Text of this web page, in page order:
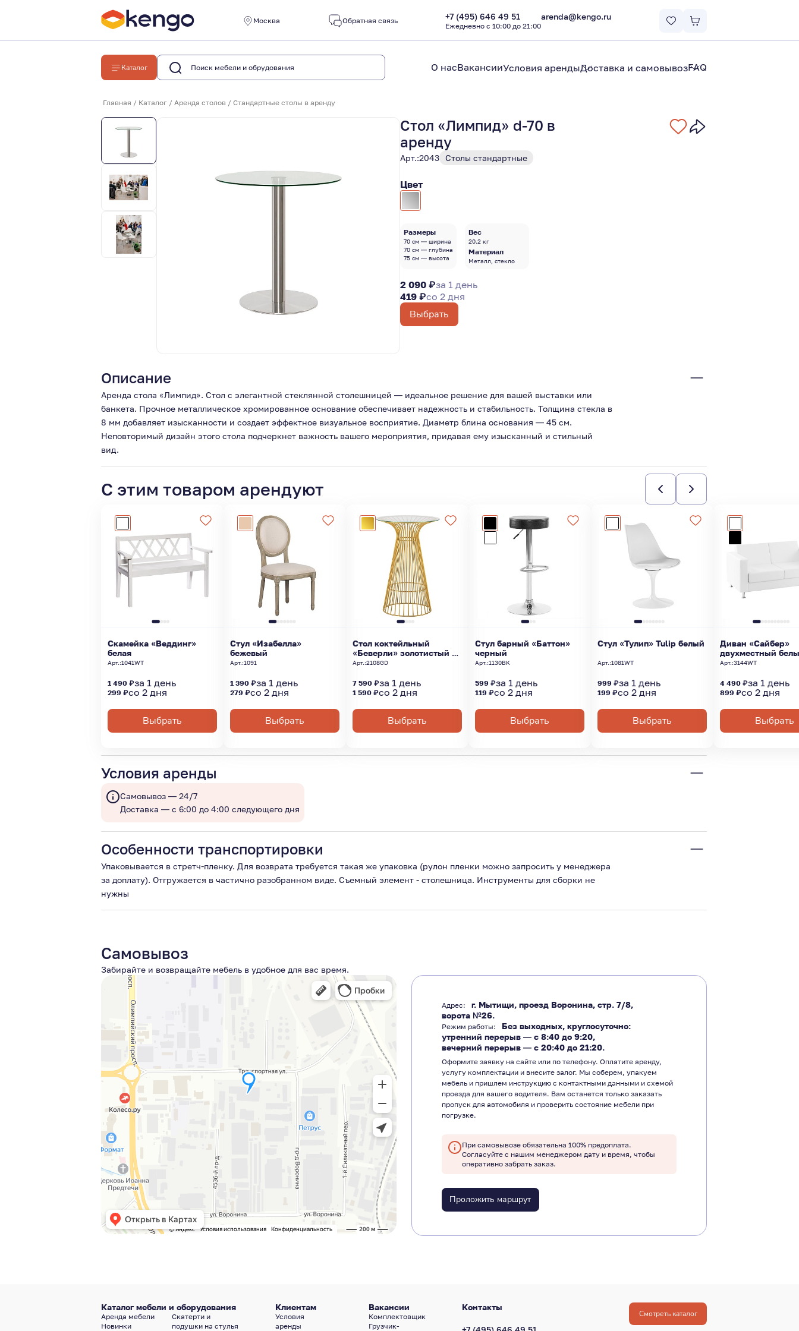
Москва Обратная связь +7 (495) 646 49 51
Ежедневно с 10:00 до 21:00
arenda@kengo.ru
Каталог О насВакансииУсловия арендыДоставка и самовывозFAQ
Главная / Каталог / Аренда столов / Стандартные столы в аренду
Стол «Лимпид» d-70 в
аренду
Арт.:2043 Столы стандартные
Цвет
Размеры
70 см — ширина
70 см — глубина
75 см — высота
Вес
20.2 кг
Материал
Металл, стекло
2 090 ₽за 1 день
419 ₽со 2 дня
Выбрать
Описание
Аренда стола «Лимпид». Стол с элегантной стеклянной столешницей — идеальное решение для вашей выставки или
банкета. Прочное металлическое хромированное основание обеспечивает надежность и стабильность. Толщина стекла в
8 мм добавляет изысканности и создает эффектное визуальное восприятие. Диаметр блина основания — 45 см.
Неповторимый дизайн этого стола подчеркнет важность вашего мероприятия, придавая ему изысканный и стильный
вид.
С этим товаром арендуют
Скамейка «Веддинг»
белая
Арт.:1041WT
1 490 ₽за 1 день
299 ₽со 2 дня
Выбрать
Стул «Изабелла»
бежевый
Арт.:1091
1 390 ₽за 1 день
279 ₽со 2 дня
Выбрать
Стол коктейльный
«Беверли» золотистый d-
70
Арт.:2108GD
7 590 ₽за 1 день
1 590 ₽со 2 дня
Выбрать
Стул барный «Баттон»
черный
Арт.:1130BK
599 ₽за 1 день
119 ₽со 2 дня
Выбрать
Стул «Тулип» Tulip белый
Арт.:1081WT
999 ₽за 1 день
199 ₽со 2 дня
Выбрать
Диван «Сайбер»
двухместный
Арт.:3144WT
4 490 ₽за 1 день
899 ₽со 2 дня
Выбрать
Условия аренды
Самовывоз — 24/7
Доставка — с 6:00 до 4:00 следующего дня
Особенности транспортировки
Упаковывается в стретч-пленку. Для возврата требуется такая же упаковка (рулон пленки можно запросить у менеджера
за доплату). Отгружается в частично разобранном виде. Съемный элемент - столешница. Инструменты для сборки не
нужны
Самовывоз
Забирайте и возвращайте мебель в удобное для вас время.
Адрес:
г. Мытищи, проезд Воронина, стр. 7/8,
ворота №26.
Режим работы:
Без выходных, круглосуточно:
утренний перерыв ― с 8:40 до 9:20,
вечерний перерыв ― с 20:40 до 21:20.
Оформите заявку на сайте или по телефону. Оплатите аренду,
услугу комплектации и внесите залог. Мы соберем, упакуем
мебель и пришлем инструкцию с контактными данными и схемой
проезда для вашего водителя. Вам останется только заказать
пропуск для автомобиля и проверить состояние мебели при
погрузке.
При самовывозе обязательна 100% предоплата.
Согласуйте с нашим менеджером дату и время, чтобы
оперативно забрать заказ.
Проложить маршрут
Контакты
Смотреть каталог
Клиентам
Условия
аренды
Вакансии
Комплектовщик
Грузчик-
Каталог мебели и оборудования
Аренда мебели
Новинки
Скатерти и
подушки на стулья